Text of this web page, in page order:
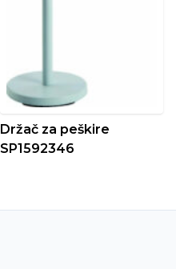
Držač za peškire
SP1592346